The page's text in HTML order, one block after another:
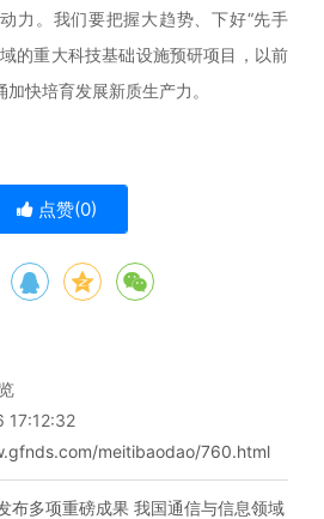
力。我们要把握大趋势、下好“先手
的重大科技基础设施预研项目，以前
快培育发展新质生产力。
点赞(0)
17:12:32
meitibaodao/760.html
布多项重磅成果 我国通信与信息领域